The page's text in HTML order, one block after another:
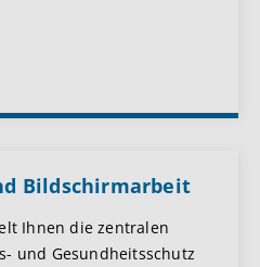
Bildschirmarbeit
Ihnen die zentralen
und Gesundheitsschutz